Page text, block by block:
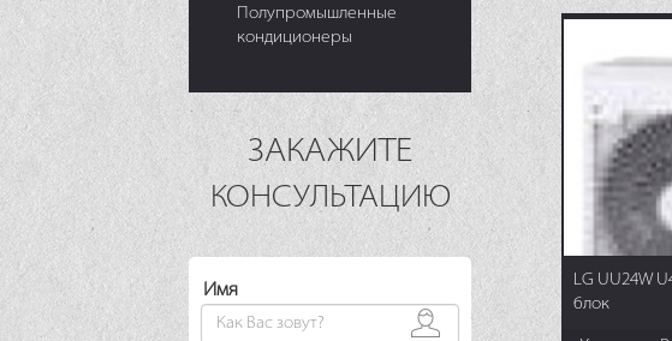
Полупромышленные
кондиционеры
ЗАКАЖИТЕ
КОНСУЛЬТАЦИЮ
Имя
LG UU24W
блок